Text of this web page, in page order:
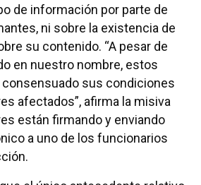
de información por parte de
ni sobre la existencia de
su contenido. “A pesar de
en nuestro nombre, estos
sus condiciones
afectados”, afirma la misiva
están firmando y enviando
a uno de los funcionarios